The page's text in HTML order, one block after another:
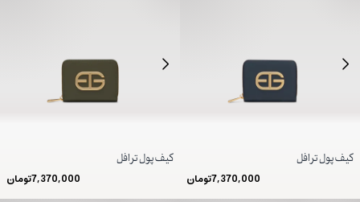
کیف پول ترافل
7,370,000تومان
کیف پول ترافل
7,370,000تومان